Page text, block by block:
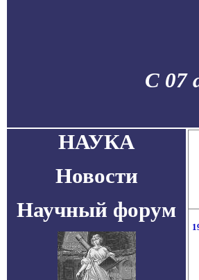
С 07
НАУКА
Новости
Научный форум